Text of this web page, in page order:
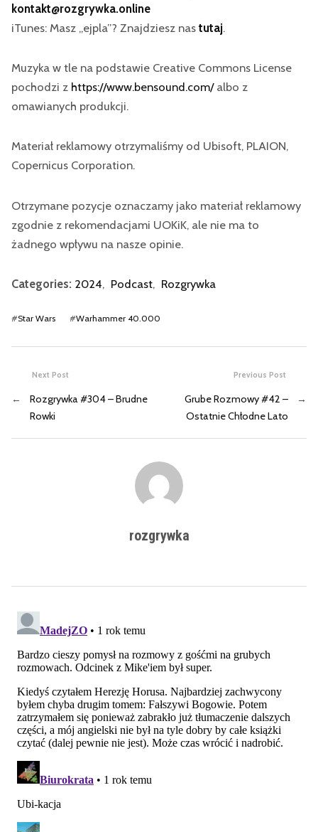
kontakt@rozgrywka.online
iTunes: Masz „ejpla”? Znajdziesz nastutaj.
Muzyka w tle na podstawie Creative Commons License
pochodzi z https://www.bensound.com/albo z
omawianych produkcji.
Materiał reklamowy otrzymaliśmy od Ubisoft, PLAION,
Copernicus Corporation.
Otrzymane pozycje oznaczamy jako materiał reklamowy
zgodnie z rekomendacjami UOKiK, ale nie ma to
żadnego wpływu na nasze opinie.
Categories: 2024, Podcast, Rozgrywka
#Star Wars #Warhammer 40.000
Previous Post
Grube Rozmowy #42 –
Ostatnie Chłodne Lato
→
Next Post
←
Rozgrywka #304 – Brudne
Rowki
rozgrywka